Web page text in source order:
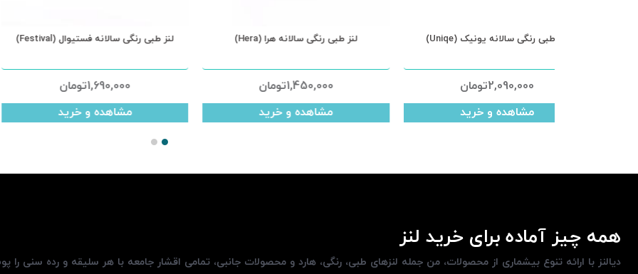
لنز طبی رنگی سالانه فستیوال (Festival)
1,690,000
مشاهده و خرید
لنز طبی رنگی سالانه هرا (Hera)
1,450,000
مشاهده و خرید
لنز طبی رنگی سالانه یونیک (Uniqe)
2,090,000
مشاهده و خرید
همه چیز آماده برای خرید لنز
دیالنز با ارائه تنوع بیشماری از محصولات، من جمله لنزهای طبی، رنگی، هارد و محصولات جانبی، تمامی اقشار جامعه با هر سلیقه و رده سنی را